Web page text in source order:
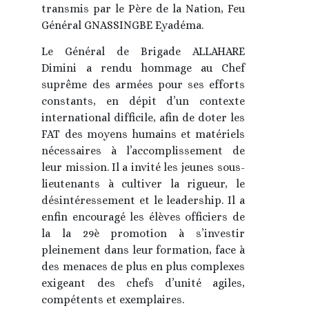
transmis par le Père de la Nation, Feu
Général GNASSINGBE Eyadéma.
Le Général de Brigade ALLAHARE
Dimini a rendu hommage au Chef
suprême des armées pour ses efforts
constants, en dépit d’un contexte
international difficile, afin de doter les
FAT des moyens humains et matériels
nécessaires à l’accomplissement de
leur mission. Il a invité les jeunes sous-
lieutenants à cultiver la rigueur, le
désintéressement et le leadership. Il a
enfin encouragé les élèves officiers de
la la 29è promotion à s’investir
pleinement dans leur formation, face à
des menaces de plus en plus complexes
exigeant des chefs d’unité agiles,
compétents et exemplaires.